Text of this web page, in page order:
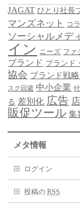
JAGAT ひとり社長
マンズネット
コ
ソーシャルメデ
イン ニーズ ファ
ブランド ブランド
協会 ブランド戦略
スク回避 中小企業
る 差別化 広告
販促ツール 集
メタ情報
ログイン
投稿のRSS